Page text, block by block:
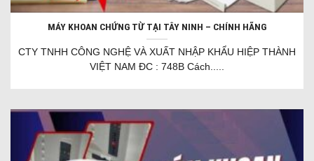
MÁY KHOAN CHỨNG TỪ TẠI TÂY NINH – CHÍNH HÃNG
CTY TNHH CÔNG NGHỆ VÀ XUẤT NHẬP KHẨU HIỆP THÀNH
VIỆT NAM ĐC : 748B Cách.....